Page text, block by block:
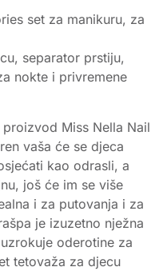
set za manikuru, za
separator prstiju,
nokte i privremene
Miss Nella Nail
vaša će se djeca
kao odrasli, a
još će im se više
i za putovanja i za
je izuzetno nježna
oderotine za
tetovaža za djecu